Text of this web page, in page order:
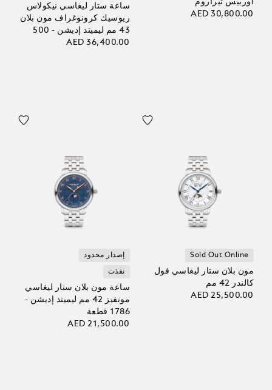
أوربيس تيراروم
AED 30,800.00
ساعة ستار ليغاسي نيكولاس
ريوسيك كرونوغراف مون بلان
43 مم ليميتد إديشن - 500
قطعة
AED 36,400.00
Sold Out Online
مون بلان ستار ليغاسي فول
كالندر 42 مم
AED 25,500.00
إصدار محدود
نفذت
ساعة مون بلان ستار ليغاسي
مونفيز 42 مم ليميتد إديشن -
1786 قطعة
AED 21,500.00